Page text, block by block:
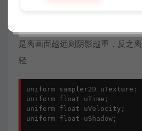
是离画面越远则阴影越重，反之
轻
uniform sampler2D uTexture;
uniform float uTime;
uniform float uVelocity;
uniform float uShadow;